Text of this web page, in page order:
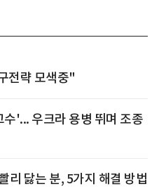
전략 모색중"
'... 우크라 용병 뛰며 조종
리 닳는 분, 5가지 해결 방법